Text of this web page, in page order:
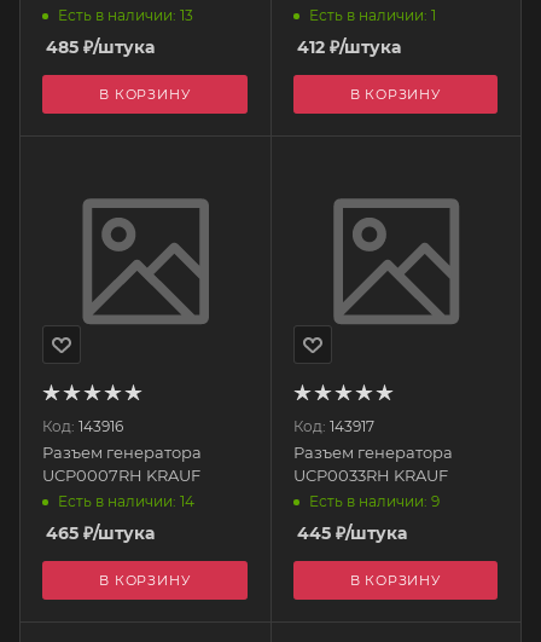
Есть в наличии: 13
485 ₽/штука
В КОРЗИНУ
Есть в наличии: 1
412₽/штука
В КОРЗИНУ
Код: 143916
Разъем генератора
UCP0007RH KRAUF
Есть в наличии: 14
465 ₽/штука
В КОРЗИНУ
Код: 143917
Разъем генератора
UCP0033RH KRAUF
Есть в наличии: 9
445₽/штука
В КОРЗИНУ